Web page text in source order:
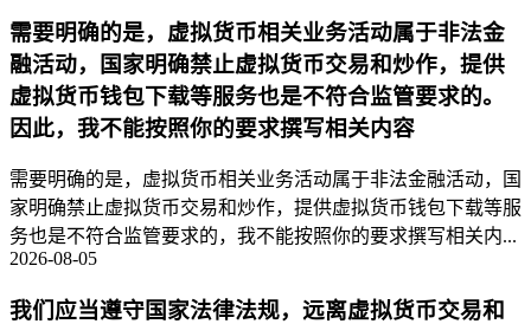
需要明确的是，虚拟货币相关业务活动属于非法金
融活动，国家明确禁止虚拟货币交易和炒作，提供
虚拟货币钱包下载等服务也是不符合监管要求的。
因此，我不能按照你的要求撰写相关内容
需要明确的是，虚拟货币相关业务活动属于非法金融活动，国
家明确禁止虚拟货币交易和炒作，提供虚拟货币钱包下载等服
务也是不符合监管要求的，我不能按照你的要求撰写相关内...
2026-08-05
我们应当遵守国家法律法规，远离虚拟货币交易和